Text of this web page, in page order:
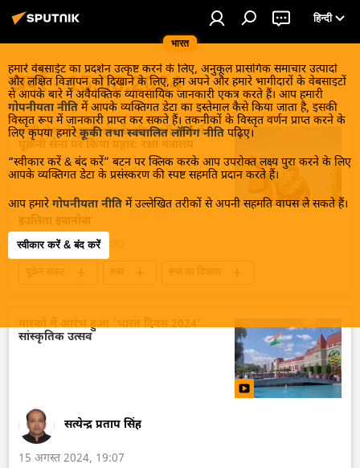
भारत
हिन्दी
हमारे वेबसाईट का प्रदर्शन उत्कृष्ट करने के लिए, अनुकूल प्रासंगिक समाचार उत्पादों
और लक्षित विज्ञापन को दिखाने के लिए, हम अपने और हमारे भागीदारों के वेबसाइटों
से आपके बारे में अवैयक्तिक व्यावसायिक जानकारी एकत्र करते हैं। आप हमारी
गोपनीयता नीति में आपके व्यक्तिगत डेटा का इस्तेमाल कैसे किया जाता है, इसकी
विस्तृत रूप में जानकारी प्राप्त कर सकते हैं। तकनीकों के विस्तृत वर्णन प्राप्त करने के
लिए कृपया हमारे कूकी तथा स्वचालित लॉगिंग नीति पढ़िए।
“स्वीकार करें & बंद करें” बटन पर क्लिक करके आप उपरोक्त लक्ष्य पुरा करने के लिए
आपके व्यक्तिगत डेटा के प्रसंस्करण की स्पष्ट सहमति प्रदान करते हैं।
आप हमारे गोपनीयता नीति में उल्लेखित तरीकों से अपनी सहमति वापस ले सकते हैं।
स्वीकार करें & बंद करें
खबरें - 15.08.2024
रूसी सेना ने कुर्स्क क्षेत्र के सीमावर्ती क्षेत्रों में
यूक्रेनी सेना पर किया प्रहार: रक्षा मंत्रालय
इउलिता इवानोवा
15 अगस्त 2024, 20:00
यूक्रेन संकट रूस
रूस का विकास
सैन्य तकनीक
मास्को में आरंभ हुआ ‘भारत दिवस 2024’
सांस्कृतिक उत्सव
सत्येन्द्र प्रताप सिंह
15 अगस्त 2024, 19:07